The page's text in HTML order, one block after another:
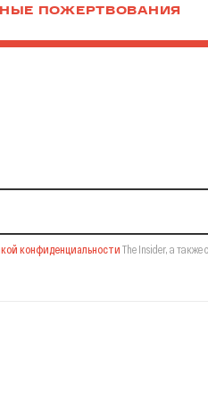
ПОЖЕРТВОВАНИЯ
конфиденциальности The Insider, а также